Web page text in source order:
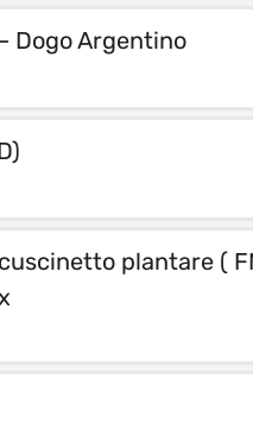
Dogo Argentino
plantare (